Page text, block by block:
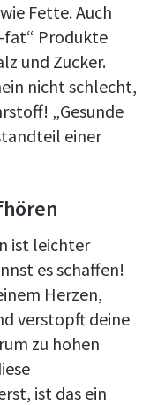
Fette. Auch
Produkte
und Zucker.
nicht schlecht,
„Gesunde
einer
ist leichter
es schaffen!
Herzen,
verstopft deine
zu hohen
ist das ein